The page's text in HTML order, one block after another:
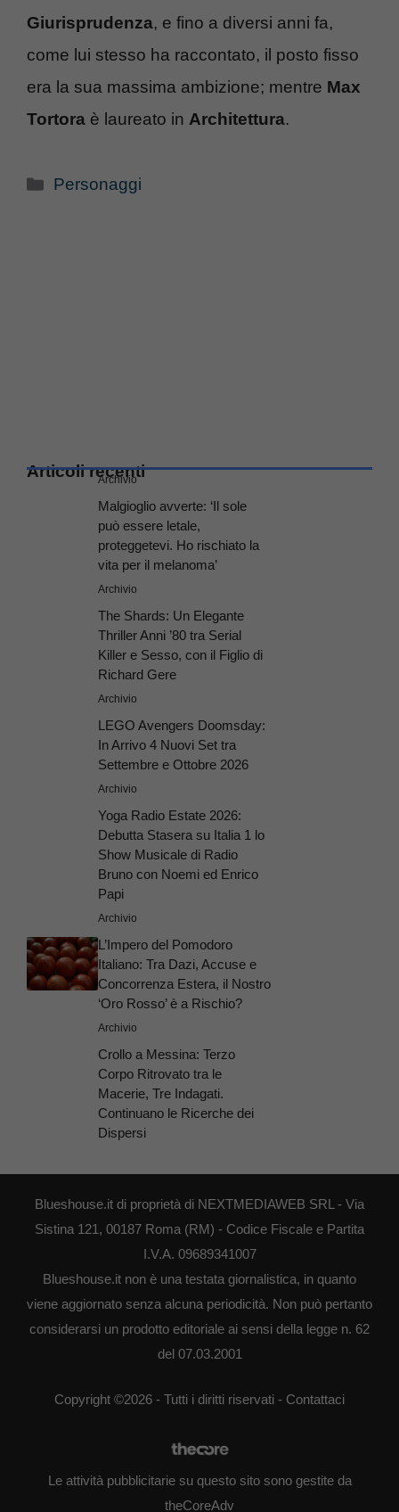
Giurisprudenza, e fino a diversi anni fa,
come lui stesso ha raccontato, il posto fisso
era la sua massima ambizione; mentre Max
Tortora è laureato in Architettura.
Categorie
Personaggi
Articoli recenti
Archivio
Malgioglio avverte: ‘Il sole
può essere letale,
proteggetevi. Ho rischiato la
vita per il melanoma’
Archivio
The Shards: Un Elegante
Thriller Anni ’80 tra Serial
Killer e Sesso, con il Figlio di
Richard Gere
Archivio
LEGO Avengers Doomsday:
In Arrivo 4 Nuovi Set tra
Settembre e Ottobre 2026
Archivio
Yoga Radio Estate 2026:
Debutta Stasera su Italia 1 lo
Show Musicale di Radio
Bruno con Noemi ed Enrico
Papi
Archivio
L’Impero del Pomodoro
Italiano: Tra Dazi, Accuse e
Concorrenza Estera, il Nostro
‘Oro Rosso’ è a Rischio?
Archivio
Crollo a Messina: Terzo
Corpo Ritrovato tra le
Macerie, Tre Indagati.
Continuano le Ricerche dei
Dispersi
Blueshouse.it di proprietà di NEXTMEDIAWEB SRL - Via
Sistina 121, 00187 Roma (RM) - Codice Fiscale e Partita
I.V.A. 09689341007
Blueshouse.it non è una testata giornalistica, in quanto
viene aggiornato senza alcuna periodicità. Non può pertanto
considerarsi un prodotto editoriale ai sensi della legge n. 62
del 07.03.2001
Copyright ©2026 - Tutti i diritti riservati - Contattaci
Le attività pubblicitarie su questo sito sono gestite da
theCoreAdv